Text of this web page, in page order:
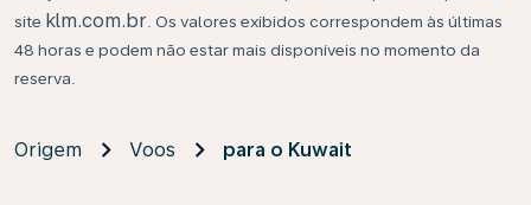
site klm.com.br . Os valores exibidos correspondem às últimas
48 horas e podem não estar mais disponíveis no momento da
reserva.
Origem Voos para o Kuwait